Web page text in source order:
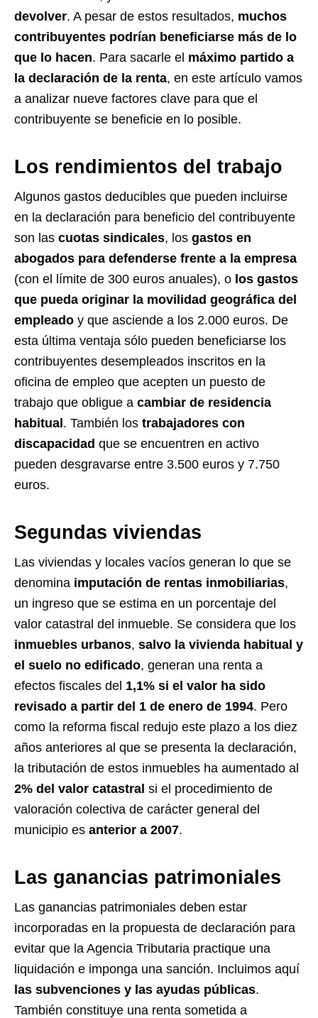
devolver. A pesar de estos resultados, muchos
contribuyentes podrían beneficiarse más de lo
que lo hacen. Para sacarle el máximo partido a
la declaración de la renta, en este artículo vamos
a analizar nueve factores clave para que el
contribuyente se beneficie en lo posible.
Los rendimientos del trabajo
Algunos gastos deducibles que pueden incluirse
en la declaración para beneficio del contribuyente
son las cuotas sindicales, los gastos en
abogados para defenderse frente a la empresa
(con el límite de 300 euros anuales), o los gastos
que pueda originar la movilidad geográfica del
empleado y que asciende a los 2.000 euros. De
esta última ventaja sólo pueden beneficiarse los
contribuyentes desempleados inscritos en la
oficina de empleo que acepten un puesto de
trabajo que obligue a cambiar de residencia
habitual . También los trabajadores con
discapacidad que se encuentren en activo
pueden desgravarse entre 3.500 euros y 7.750
euros.
Segundas viviendas
Las viviendas y locales vacíos generan lo que se
denomina imputación de rentas inmobiliarias,
un ingreso que se estima en un porcentaje del
valor catastral del inmueble. Se considera que los
inmuebles urbanos, salvo la vivienda habitual y
el suelo no edificado, generan una renta a
efectos fiscales del 1,1% si el valor ha sido
revisado a partir del 1 de enero de 1994. Pero
como la reforma fiscal redujo este plazo a los diez
años anteriores al que se presenta la declaración,
la tributación de estos inmuebles ha aumentado al
2% del valor catastral si el procedimiento de
valoración colectiva de carácter general del
municipio es anterior a 2007.
Las ganancias patrimoniales
Las ganancias patrimoniales deben estar
incorporadas en la propuesta de declaración para
evitar que la Agencia Tributaria practique una
liquidación e imponga una sanción. Incluimos aquí
las subvenciones y las ayudas públicas.
También constituye una renta sometida a